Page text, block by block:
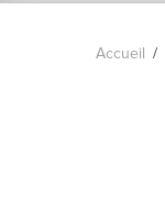
Accueil /